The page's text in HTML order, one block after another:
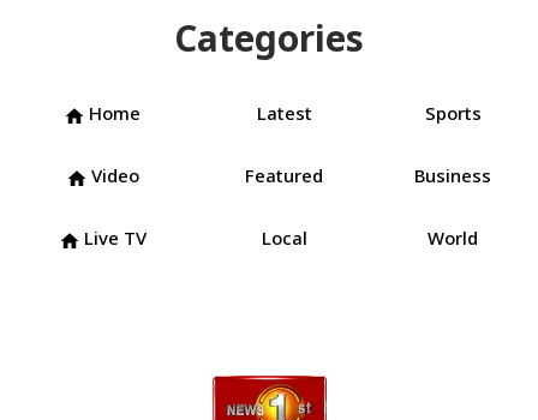
Categories
home Home Latest Sports
home Video Featured Business
home Live TV Local World